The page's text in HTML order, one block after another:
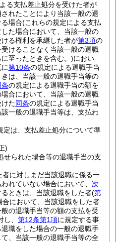
る支払差止処分を受けた者が
れたことにより当該一般の退
場合(これらの規定による支払
た場合において、当該一般の
る権利を承継した者が第3項の
けることなく当該一般の退職
至ったときを含む。)におい
第10条の規定による退職手当
は、当該一般の退職手当等の
条の規定による退職手当の額を
場合において、当該一般の退職
た同条の規定による退職手当
一般の退職手当等は、支払わ
定は、支払差止処分について準
)
せられた場合等の退職手当の支
に対しまだ当該退職に係る一
れていない場合において、 次
ときは、当該退職をした者(第
合において、当該退職をした者
の退職手当等の額の支払を受
し、 第12条第1項に規定する事
職をした場合の一般の退職手
、当該一般の退職手当等の全